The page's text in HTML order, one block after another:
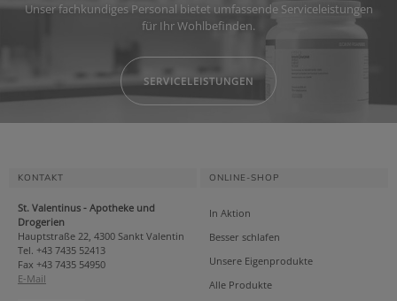
Unser fachkundiges Personal bietet umfassende Serviceleistungen
für Ihr Wohlbefinden.
SERVICELEISTUNGEN
KONTAKT
St. Valentinus - Apotheke und
Drogerien
Hauptstraße 22, 4300 Sankt Valentin
Tel. +43 7435 52413
Fax +43 7435 54950
E-Mail
ONLINE-SHOP
In Aktion
Besser schlafen
Unsere Eigenprodukte
Alle Produkte